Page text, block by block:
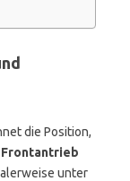
die Position,
Frontantrieb
unter